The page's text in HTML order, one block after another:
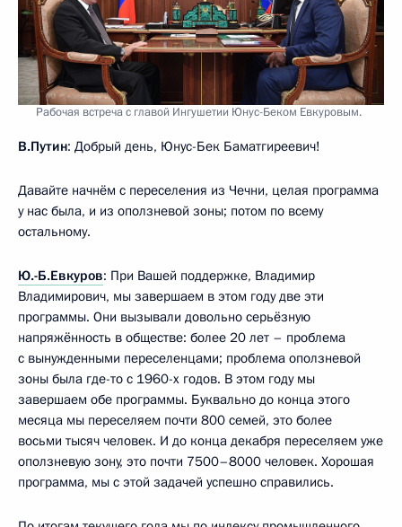
Рабочая встреча с главой Ингушетии Юнус-Беком Евкуровым.
В.Путин: Добрый день, Юнус-Бек Баматгиреевич!
Давайте начнём с переселения из Чечни, целая программа
у нас была, и из оползневой зоны; потом по всему
остальному.
Ю.-Б.Евкуров: При Вашей поддержке, Владимир
Владимирович, мы завершаем в этом году две эти
программы. Они вызывали довольно серьёзную
напряжённость в обществе: более 20 лет – проблема
с вынужденными переселенцами; проблема оползневой
зоны была где-то с 1960-х годов. В этом году мы
завершаем обе программы. Буквально до конца этого
месяца мы переселяем почти 800 семей, это более
восьми тысяч человек. И до конца декабря переселяем уже
оползневую зону, это почти 7500–8000 человек. Хорошая
программа, мы с этой задачей успешно справились.